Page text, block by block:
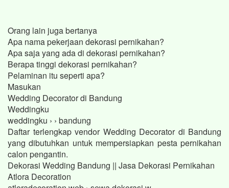
Orang lain juga bertanya
Apa nama pekerjaan dekorasi pernikahan?
Apa saja yang ada di dekorasi pernikahan?
Berapa tinggi dekorasi pernikahan?
Pelaminan itu seperti apa?
Masukan
Wedding Decorator di Bandung
Weddingku
weddingku › › bandung
Daftar terlengkap vendor Wedding Decorator di Bandung
yang dibutuhkan untuk mempersiapkan pesta pernikahan
calon pengantin.
Dekorasi Wedding Bandung || Jasa Dekorasi Pernikahan
Atlora Decoration